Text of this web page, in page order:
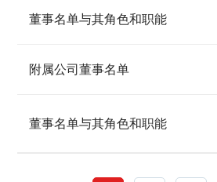
董事名单与其角色和职能
附属公司董事名单
董事名单与其角色和职能